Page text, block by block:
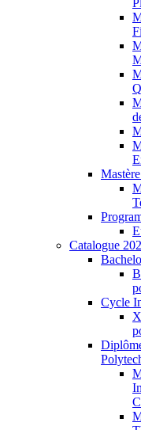
Catalogue
Cycle